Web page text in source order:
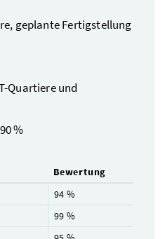
geplante Fertigstellung
Quartiere und
%
Bewertung
94 %
99 %